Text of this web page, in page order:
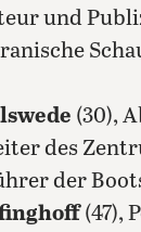
und
(30),
des
der
(47),